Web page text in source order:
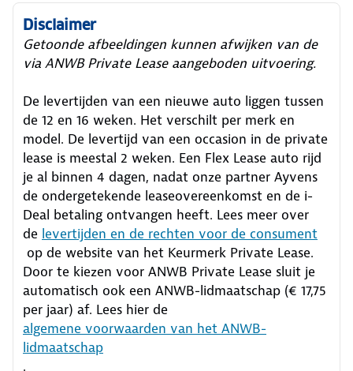
Disclaimer
Getoonde afbeeldingen kunnen afwijken van de
via ANWB Private Lease aangeboden uitvoering.
De levertijden van een nieuwe auto liggen tussen
de 12 en 16 weken. Het verschilt per merk en
model. De levertijd van een occasion in de private
lease is meestal 2 weken. Een Flex Lease auto rijd
je al binnen 4 dagen, nadat onze partner Ayvens
de ondergetekende leaseovereenkomst en de i-
Deal betaling ontvangen heeft. Lees meer over
de levertijden en de rechten voor de consument
op de website van het Keurmerk Private Lease.
Door te kiezen voor ANWB Private Lease sluit je
automatisch ook een ANWB-lidmaatschap (€ 17,75
per jaar) af. Lees hier de
algemene voorwaarden van het ANWB-
lidmaatschap
.